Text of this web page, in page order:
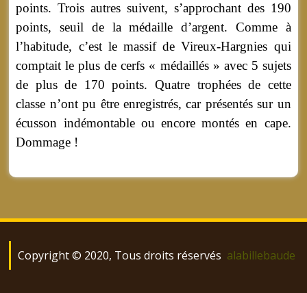
points. Trois autres suivent, s’approchant des 190
points, seuil de la médaille d’argent. Comme à
l’habitude, c’est le massif de Vireux-Hargnies qui
comptait le plus de cerfs « médaillés » avec 5 sujets
de plus de 170 points. Quatre trophées de cette
classe n’ont pu être enregistrés, car présentés sur un
écusson indémontable ou encore montés en cape.
Dommage !
Copyright © 2020, Tous droits réservés alabillebaude